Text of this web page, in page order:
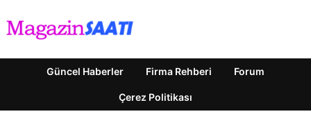
Güncel Haberler Firma Rehberi Forum
Çerez Politikası